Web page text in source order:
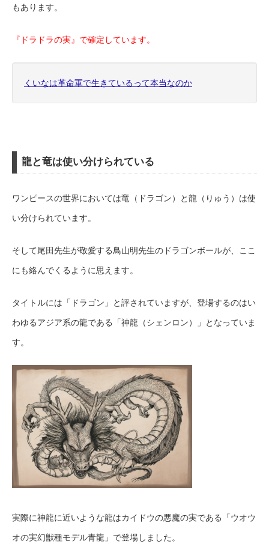
もあります。
『ドラドラの実』で確定しています。
くいなは革命軍で生きているって本当なのか
龍と竜は使い分けられている
ワンピースの世界においては竜（ドラゴン）と龍（りゅう）は使
い分けられています。
そして尾田先生が敬愛する鳥山明先生のドラゴンボールが、ここ
にも絡んでくるように思えます。
タイトルには「ドラゴン」と評されていますが、登場するのはい
わゆるアジア系の龍である「神龍（シェンロン）」となっていま
す。
実際に神龍に近いような龍はカイドウの悪魔の実である「ウオウ
オの実幻獣種モデル青龍」で登場しました。